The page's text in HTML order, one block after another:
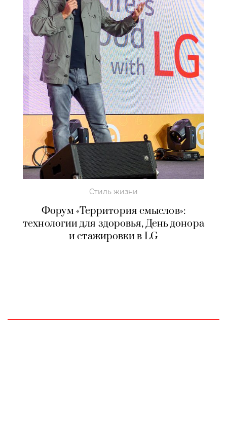
Стиль жизни
Форум «Территория смыслов»:
технологии для здоровья, День донора
и стажировки в LG